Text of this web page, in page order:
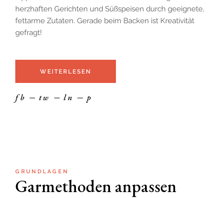
herzhaften Gerichten und Süßspeisen durch geeignete,
fettarme Zutaten. Gerade beim Backen ist Kreativität
gefragt!
WEITERLESEN
fb tw ln p
GRUNDLAGEN
Garmethoden anpassen